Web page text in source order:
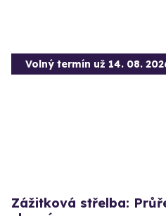
Volný termín už 14. 08.
Zážitková střelba: